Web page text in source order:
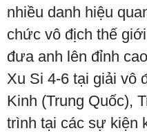
nhiều danh hiệu
chức vô địch thế
đưa anh lên đỉnh
Xu Si 4-6 tại giải vô
Kinh (Trung Quốc),
trình tại các sự kiện